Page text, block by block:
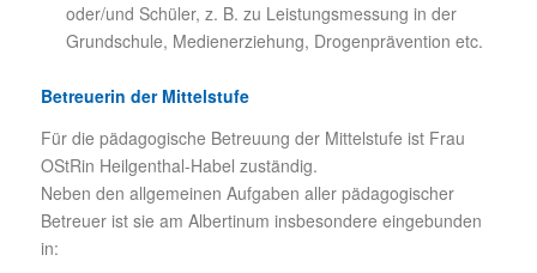
oder/und Schüler, z. B. zu Leistungsmessung in der
Grundschule, Medienerziehung, Drogenprävention etc.
Betreuerin der Mittelstufe
Für die pädagogische Betreuung der Mittelstufe ist Frau
OStRin Heilgenthal-Habel zuständig.
Neben den allgemeinen Aufgaben aller pädagogischer
Betreuer ist sie am Albertinum insbesondere eingebunden
in: